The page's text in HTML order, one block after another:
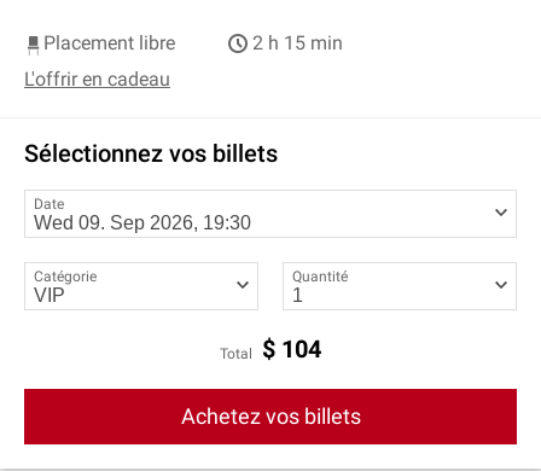
Placement libre
2 h 15 min
L'offrir en cadeau
Sélectionnez vos billets
Date
Catégorie Quantité
Total $ 104
Achetez vos billets